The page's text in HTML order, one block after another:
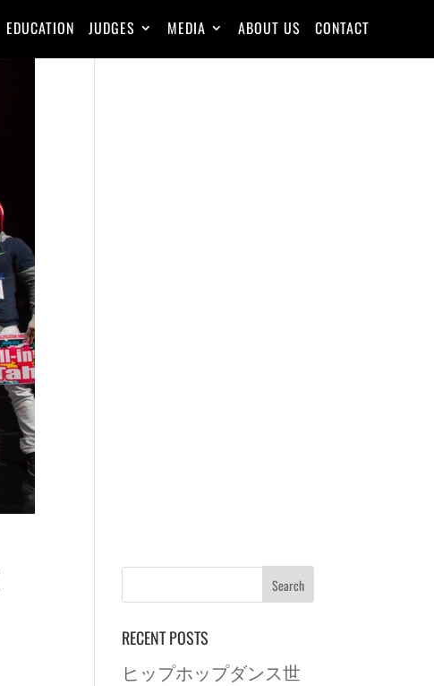
EDUCATION JUDGES MEDIA ABOUT US CONTACT
RECENT POSTS
ヒップホップダンス世